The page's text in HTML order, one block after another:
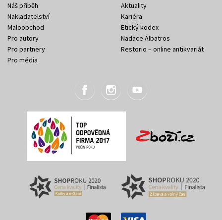
Náš příběh
Nakladatelství
Maloobchod
Pro autory
Pro partnery
Pro média
Aktuality
Kariéra
Etický kodex
Nadace Albatros
Restorio – online antikvariát